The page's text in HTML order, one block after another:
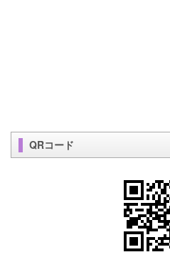
QRコード